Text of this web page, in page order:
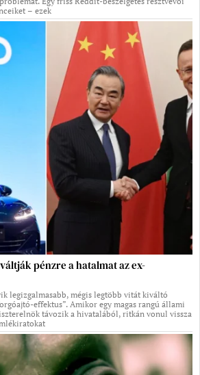
– ezek
pénzre a hatalmat az ex-
legizgalmasabb, mégis legtöbb vitát kiváltó
effektus”. Amikor egy magas rangú állami
távozik a hivatalából, ritkán vonul vissza